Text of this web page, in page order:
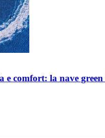
e comfort: la nave green